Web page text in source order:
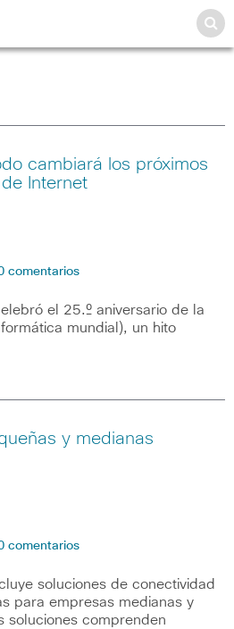
cambiará los próximos
Internet
comentarios
el 25.º aniversario de la
mundial), un hito
y medianas
comentarios
soluciones de conectividad
para empresas medianas y
soluciones comprenden